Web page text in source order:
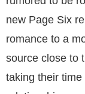
new Page Six
romance to a
source close to
taking their